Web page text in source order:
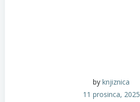
by knjiznica
11 prosinca, 2025